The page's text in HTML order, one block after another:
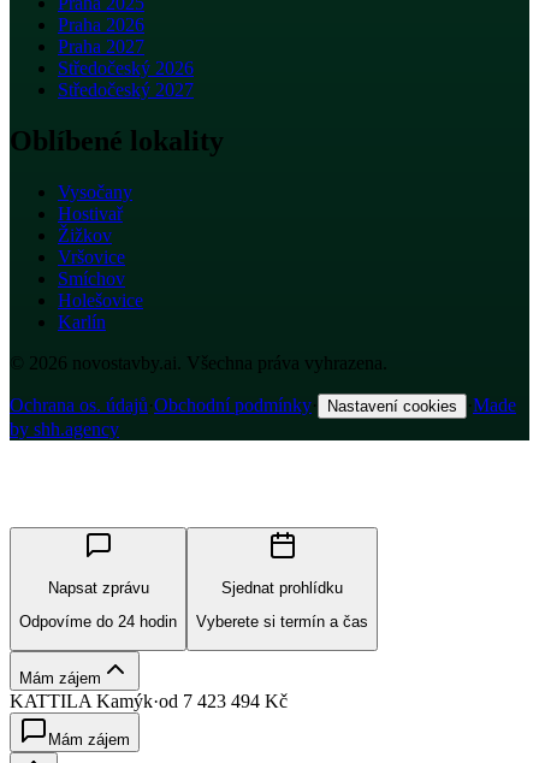
Praha 2026
Praha 2027
Středočeský 2026
Středočeský 2027
Oblíbené lokality
Vysočany
Hostivař
Žižkov
Vršovice
Smíchov
Holešovice
Karlín
© 2026 novostavby.ai. Všechna práva vyhrazena.
Ochrana os. údajů·Obchodní podmínky· Nastavení cookies ·Made
by shh.agency
Napsat zprávu
Odpovíme do 24 hodin
Sjednat prohlídku
Vyberete si termín a čas
Mám zájem
KATTILA Kamýk·od 7 423 494 Kč
Mám zájem